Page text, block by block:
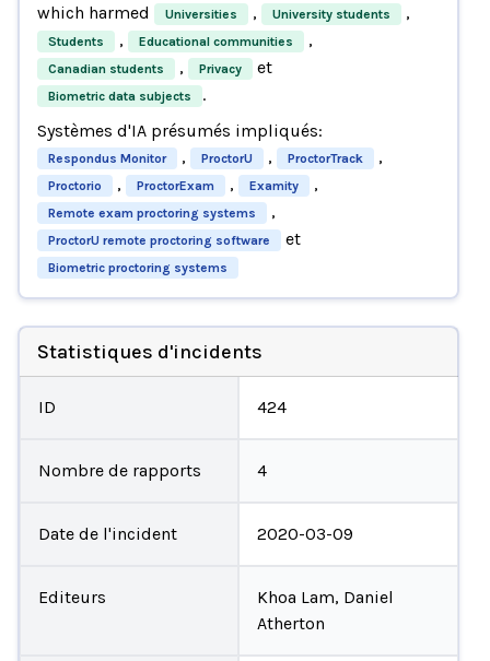
which harmed
Universities , University students ,
Students , Educational communities ,
Canadian students , Privacy et
Biometric data subjects
.
Systèmes d'IA présumés impliqués:
Respondus Monitor , ProctorU , ProctorTrack ,
Proctorio , ProctorExam , Examity ,
Remote exam proctoring systems ,
ProctorU remote proctoring software et
Biometric proctoring systems
Statistiques d'incidents
ID 424
Nombre de rapports 4
Date de l'incident 2020-03-09
Editeurs
Khoa Lam, Daniel
Atherton